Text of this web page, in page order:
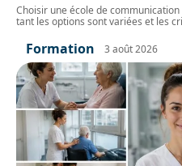
Choisir une école de
tant les options sont variées et les
Formation 3 août 2026